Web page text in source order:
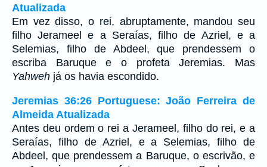
Atualizada
Em vez disso, o rei, abruptamente, mandou seu
filho Jerameel e a Seraías, filho de Azriel, e a
Selemias, filho de Abdeel, que prendessem o
escriba Baruque e o profeta Jeremias. Mas
Yahweh já os havia escondido.
Jeremias 36:26 Portuguese: João Ferreira de
Almeida Atualizada
Antes deu ordem o rei a Jerameel, filho do rei, e a
Seraías, filho de Azriel, e a Selemias, filho de
Abdeel, que prendessem a Baruque, o escrivão, e